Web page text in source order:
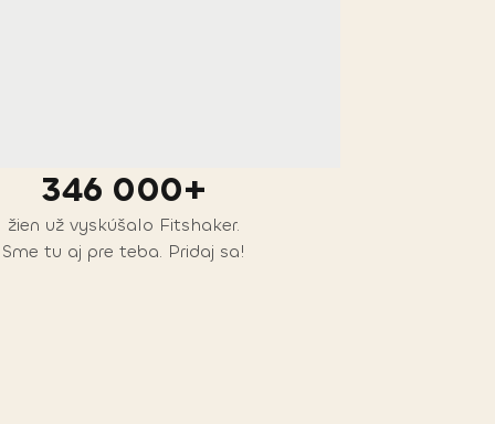
346 000+
žien už vyskúšalo Fitshaker.
Sme tu aj pre teba. Pridaj sa!